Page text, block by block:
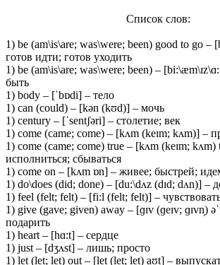
Список слов:
1) be (am\is\are; was\were; been) good to go –
готов идти; готов уходить
1) be (am\is\are; was\were; been) –
быть
1) body – [ˈbɒdi] – тело
1) can (could) – [kən (kʊd)] – мочь
1) century – [ˈsentʃəri] – столетие; век
1) come (came; come) – [kʌm (keɪm; kʌm)] –
1) come (came; come) true – [kʌm (keɪm; kʌm)
исполниться; сбываться
1) come on – [kʌm ɒn] – живее; быстрей;
1) do\does (did; done) – [du:\dʌz (dɪd; dʌn)] –
1) feel (felt; felt) – [fi:l (felt; felt)] –
1) give (gave; given) away – [ɡɪv (ɡeɪv; ɡɪvn̩)
подарить
1) heart – [hɑ:t] – сердце
1) just – [dʒʌst] – лишь; просто
1) let (let; let) out – [let (let; let) aʊt] –